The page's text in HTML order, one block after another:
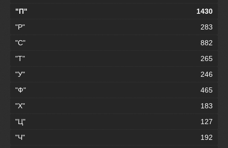
"П"
1430
"Р"
283
"С"
882
"Т"
265
"У"
246
"Ф"
465
"Х"
183
"Ц"
127
"Ч"
192